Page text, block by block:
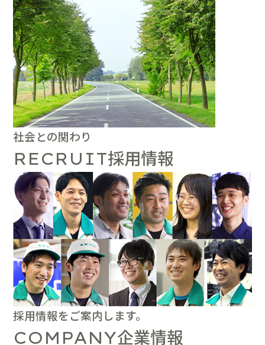
社会との関わり
RECRUIT採用情報
採用情報をご案内します。
COMPANY企業情報